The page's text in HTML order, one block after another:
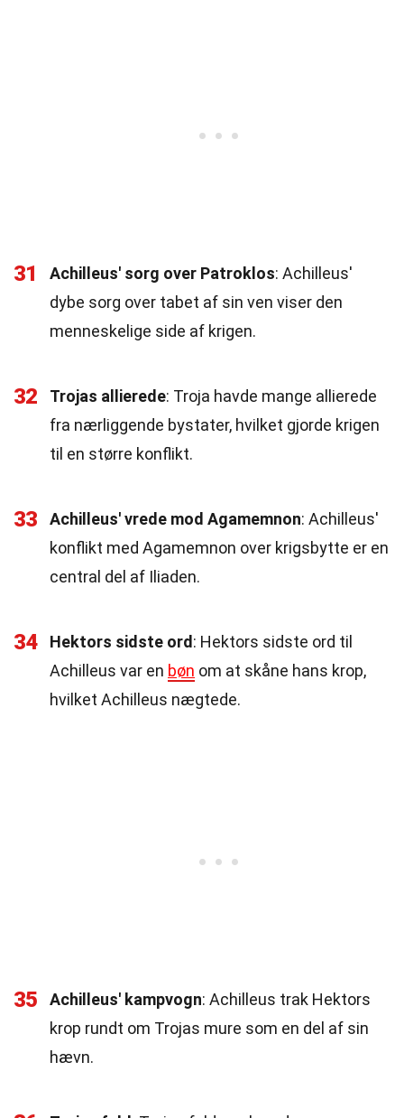
31 Achilleus' sorg over Patroklos: Achilleus'
dybe sorg over tabet af sin ven viser den
menneskelige side af krigen.
32 Trojas allierede: Troja havde mange allierede
fra nærliggende bystater, hvilket gjorde krigen
til en større konflikt.
33 Achilleus' vrede mod Agamemnon: Achilleus'
konflikt med Agamemnon over krigsbytte er en
central del af Iliaden.
34 Hektors sidste ord : Hektors sidste ord til
Achilleus var en bøn om at skåne hans krop,
hvilket Achilleus nægtede.
35 Achilleus' kampvogn: Achilleus trak Hektors
krop rundt om Trojas mure som en del af sin
hævn.